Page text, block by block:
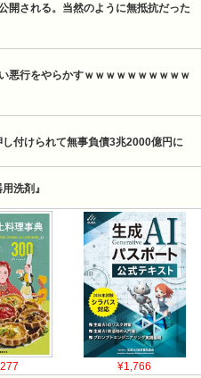
開される。当然のように無抵抗だった
悪行をやらかすｗｗｗｗｗｗｗｗｗｗ
付けられて無事負債3兆2000億円に
洗剤』
¥1,766